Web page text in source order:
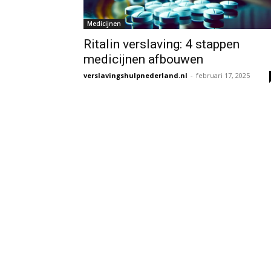
Medicijnen
Ritalin verslaving: 4 stappen
medicijnen afbouwen
verslavingshulpnederland.nl - februari 17, 2025